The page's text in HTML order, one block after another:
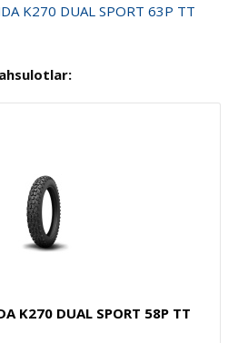
K270 DUAL SPORT 63P TT
K270 DUAL SPORT 58P TT